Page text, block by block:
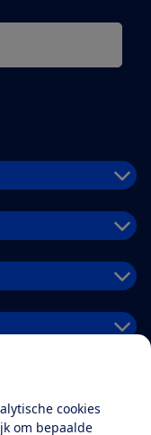
cookies
om bepaalde